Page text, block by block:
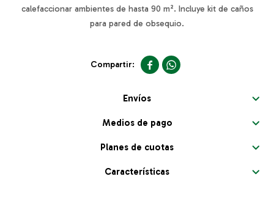
calefaccionar ambientes de hasta 90 m². Incluye kit de caños
para pared de obsequio.
 
Envíos
Medios de pago
Planes de cuotas
Características